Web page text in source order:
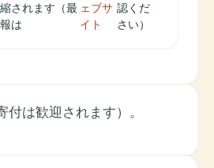
されます（最
は
ェブサ
イト
認くだ
さい）
付は歓迎されます）。